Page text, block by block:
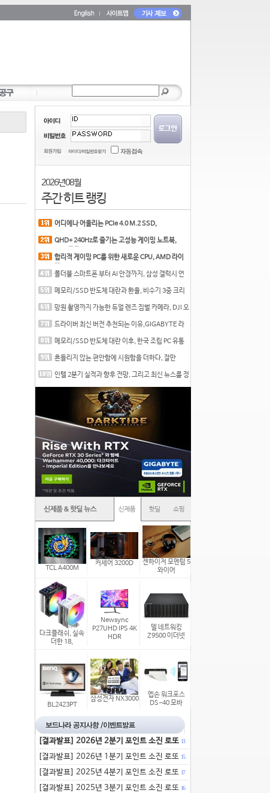
2026년 08월
주간 히트 랭킹
어디에나 어울리는 PCIe 4.0 M.2 SSD,
QHD+ 240Hz로 즐기는 고성능 게이밍 노트북,
합리적 게이밍 PC를 위한 새로운 CPU, AMD 라이
폴더블 스마트폰 부터 AI 안경까지, 삼성 갤럭시 언
메모리/SSD 반도체 대란과 환율, 비수기 3중 크리
망원 촬영까지 가능한 듀얼 렌즈 짐벌 카메라, DJI 오
드라이버 최신 버전 추천되는 이유,GIGABYTE 라
메모리/SSD 반도체 대란 이후, 한국 조립 PC 유통
흔들리지 않는 편안함에 시원함을 더하다, 잘만
인텔 2분기 실적과 향후 전망, 그리고 최신 뉴스를 정
TCL A400M
커세어 3200D
젠하이저 모멘텀 5
와이어
다크플래쉬, 실속
더한 18,
Newsync
P27UHD IPS 4K
HDR
델 네트워킹
Z9500 이더넷
BL2423PT
삼성전자 NX3000
엡손 워크포스
DS-40 모바
[결과발표] 2026년 2분기 포인트 소진 로또 13
[결과발표] 2026년 1분기 포인트 소진 로또 15
[결과발표] 2025년 4분기 포인트 소진 로또 17
[결과발표] 2025년 3분기 포인트 소진 로또 16